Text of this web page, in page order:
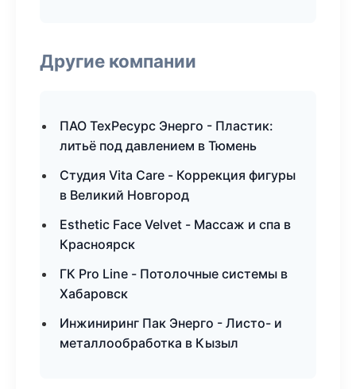
Другие компании
ПАО ТехРесурс Энерго - Пластик:
литьё под давлением в Тюмень
Студия Vita Care - Коррекция фигуры
в Великий Новгород
Esthetic Face Velvet - Массаж и спа в
Красноярск
ГК Pro Line - Потолочные системы в
Хабаровск
Инжиниринг Пак Энерго - Листо- и
металлообработка в Кызыл